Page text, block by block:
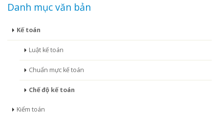
Danh mục văn bản
Kế toán
Luật kế toán
Chuẩn mực kế toán
Chế độ kế toán
Kiểm toán